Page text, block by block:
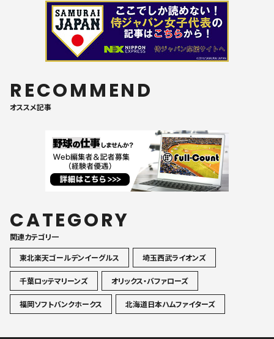
RECOMMEND
オススメ記事
CATEGORY
関連カテゴリ一
東北楽天ゴールデンイーグルス
埼玉西武ライオンズ
千葉ロッテマリーンズ オリックス・バファローズ
福岡ソフトバンクホークス 北海道日本ハムファイターズ